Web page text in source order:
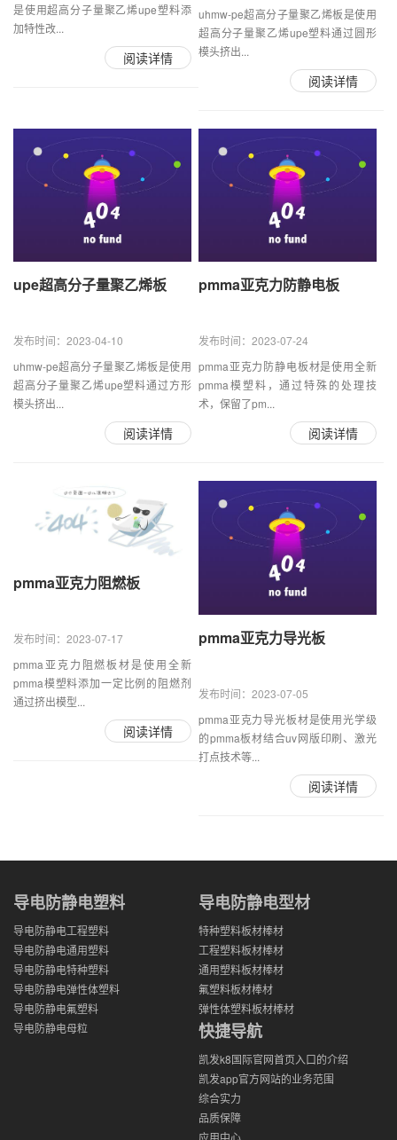
是使用超高分子量聚乙烯upe塑料添
加特性改...
阅读详情
uhmw-pe超高分子量聚乙烯板是使用
超高分子量聚乙烯upe塑料通过圆形
模头挤出...
阅读详情
upe超高分子量聚乙烯板
发布时间：2023-04-10
uhmw-pe超高分子量聚乙烯板是使用
超高分子量聚乙烯upe塑料通过方形
模头挤出...
阅读详情
pmma亚克力防静电板
发布时间：2023-07-24
pmma亚克力防静电板材是使用全新
pmma模塑料，通过特殊的处理技
术，保留了pm...
阅读详情
pmma亚克力阻燃板
发布时间：2023-07-17
pmma亚克力阻燃板材是使用全新
pmma模塑料添加一定比例的阻燃剂
通过挤出模型...
阅读详情
pmma亚克力导光板
发布时间：2023-07-05
pmma亚克力导光板材是使用光学级
的pmma板材结合uv网版印刷、激光
打点技术等...
阅读详情
导电防静电塑料
导电防静电工程塑料
导电防静电通用塑料
导电防静电特种塑料
导电防静电弹性体塑料
导电防静电氟塑料
导电防静电母粒
导电防静电型材
特种塑料板材棒材
工程塑料板材棒材
通用塑料板材棒材
氟塑料板材棒材
弹性体塑料板材棒材
快捷导航
凯发k8国际官网首页入口的介绍
凯发app官方网站的业务范围
综合实力
品质保障
应用中心